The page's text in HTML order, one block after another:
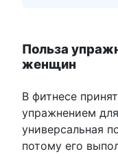
Польза
женщин
В фитнесе
упражнением
универсальная
потому его